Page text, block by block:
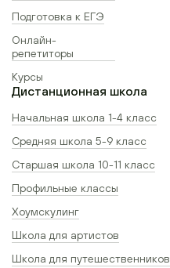
Подготовка к ЕГЭ
Онлайн-
репетиторы
Курсы
Дистанционная школа
Начальная школа 1-4 класс
Средняя школа 5-9 класс
Старшая школа 10-11 класс
Профильные классы
Хоумскулинг
Школа для артистов
Школа для путешественников